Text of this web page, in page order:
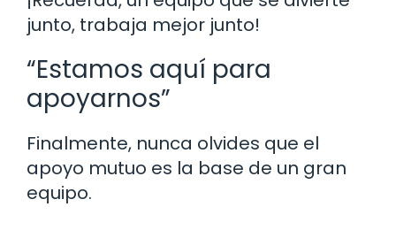
junto, trabaja mejor junto!
“Estamos aquí para
apoyarnos”
Finalmente, nunca olvides que el
apoyo mutuo es la base de un gran
equipo.